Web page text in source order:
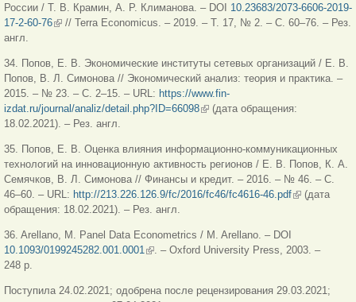
России / Т. В. Крамин, А. Р. Климанова. – DOI 10.23683/2073-6606-2019-
17-2-60-76(внешняя ссылка)
// Terra Economicus. – 2019. – Т. 17, № 2. – С. 60–76. – Рез.
англ.
34. Попов, Е. В. Экономические институты сетевых организаций / Е. В.
Попов, В. Л. Симонова // Экономический анализ: теория и практика. –
2015. – № 23. – С. 2–15. – URL: https://www.fin-
izdat.ru/journal/analiz/detail.php?ID=66098(внешняя ссылка)
(дата обращения:
18.02.2021). – Рез. англ.
35. Попов, Е. В. Оценка влияния информационно-коммуникационных
технологий на инновационную активность регионов / Е. В. Попов, К. А.
Семячков, В. Л. Симонова // Финансы и кредит. – 2016. – № 46. – C.
46–60. – URL: http://213.226.126.9/fc/2016/fc46/fc4616-46.pdf(внешняя
(дата
обращения: 18.02.2021). – Рез. англ.
36. Arellano, M. Panel Data Econometrics / M. Arellano. – DOI
10.1093/0199245282.001.0001(внешняя ссылка)
. – Oxford University Press, 2003. –
248 p.
Поступила 24.02.2021; одобрена после рецензирования 29.03.2021;